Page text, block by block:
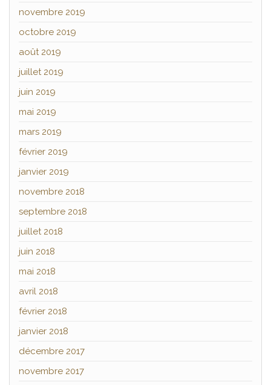
novembre 2019
octobre 2019
août 2019
juillet 2019
juin 2019
mai 2019
mars 2019
février 2019
janvier 2019
novembre 2018
septembre 2018
juillet 2018
juin 2018
mai 2018
avril 2018
février 2018
janvier 2018
décembre 2017
novembre 2017